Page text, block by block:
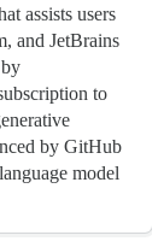
assists users
and JetBrains
to
by GitHub
model